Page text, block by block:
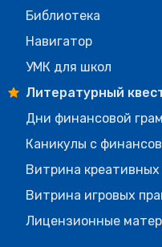
Библиотека
Навигатор
УМК для школ
Литературный
Дни финансовой
Каникулы с
Витрина креативных
Витрина игровых
Лицензионные